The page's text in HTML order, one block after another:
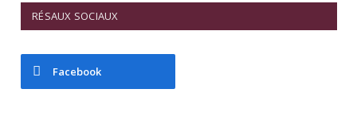
RÉSAUX SOCIAUX
Facebook